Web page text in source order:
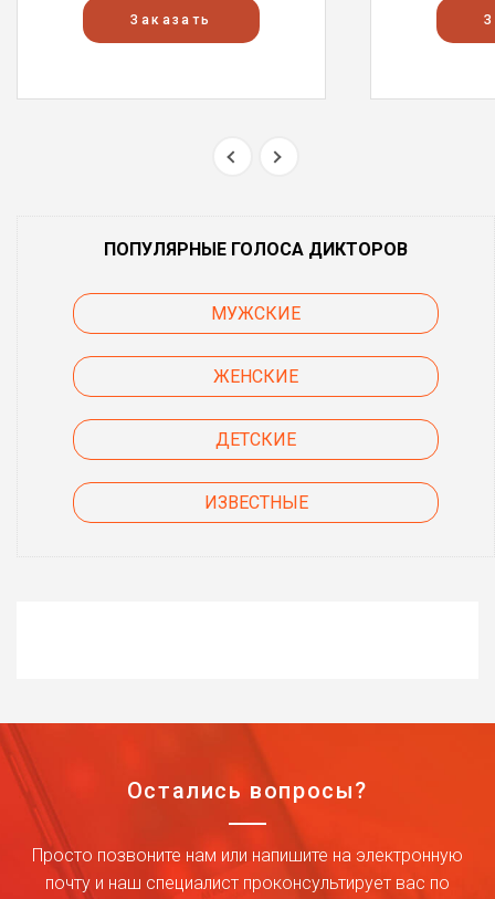
Заказать
ПОПУЛЯРНЫЕ ГОЛОСА ДИКТОРОВ
МУЖСКИЕ
ЖЕНСКИЕ
ДЕТСКИЕ
ИЗВЕСТНЫЕ
Остались вопросы?
Просто позвоните нам или напишите на электронную
почту и наш специалист проконсультирует вас по